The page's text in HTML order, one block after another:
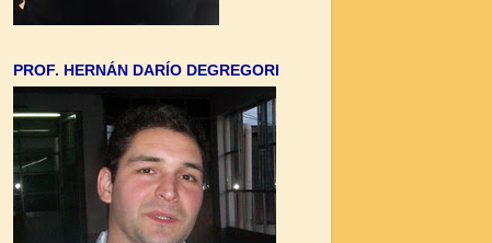
PROF. HERNÁN DARÍO DEGREGORI